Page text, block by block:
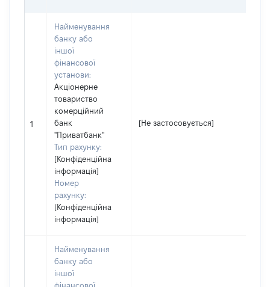
1
Найменування
банку або
іншої
фінансової
установи:
Акціонерне
товариство
комерційний
банк
"Приватбанк"
Тип рахунку:
[Конфіденційна
інформація]
Номер
рахунку:
[Конфіденційна
інформація]
[Не застосовується]
Найменування
банку або
іншої
фінансової